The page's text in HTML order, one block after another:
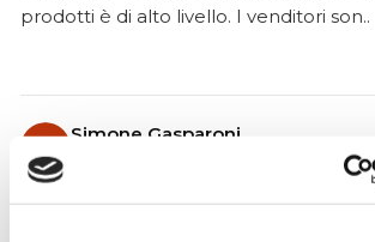
prodotti è di alto livello. I venditori son..
Simone Gasparoni